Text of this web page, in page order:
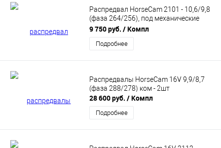
Распредвал HorseCam 2101 - 10,6/9,8
(фаза 264/256), под механические
толкатели
9 750 руб. / Компл
Подробнее
Распредвалы HorseCam 16V 9,9/8,7
(фаза 288/278) ком - 2шт
28 600 руб. / Компл
Подробнее